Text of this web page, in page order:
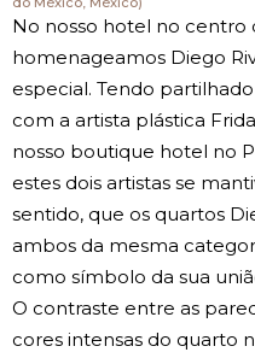
No nosso hotel no centro
homenageamos Diego
especial. Tendo
com a artista plástica
nosso boutique hotel no
estes dois artistas se
sentido, que os quartos
ambos da mesma
como símbolo da sua
O contraste entre as
cores intensas do quarto